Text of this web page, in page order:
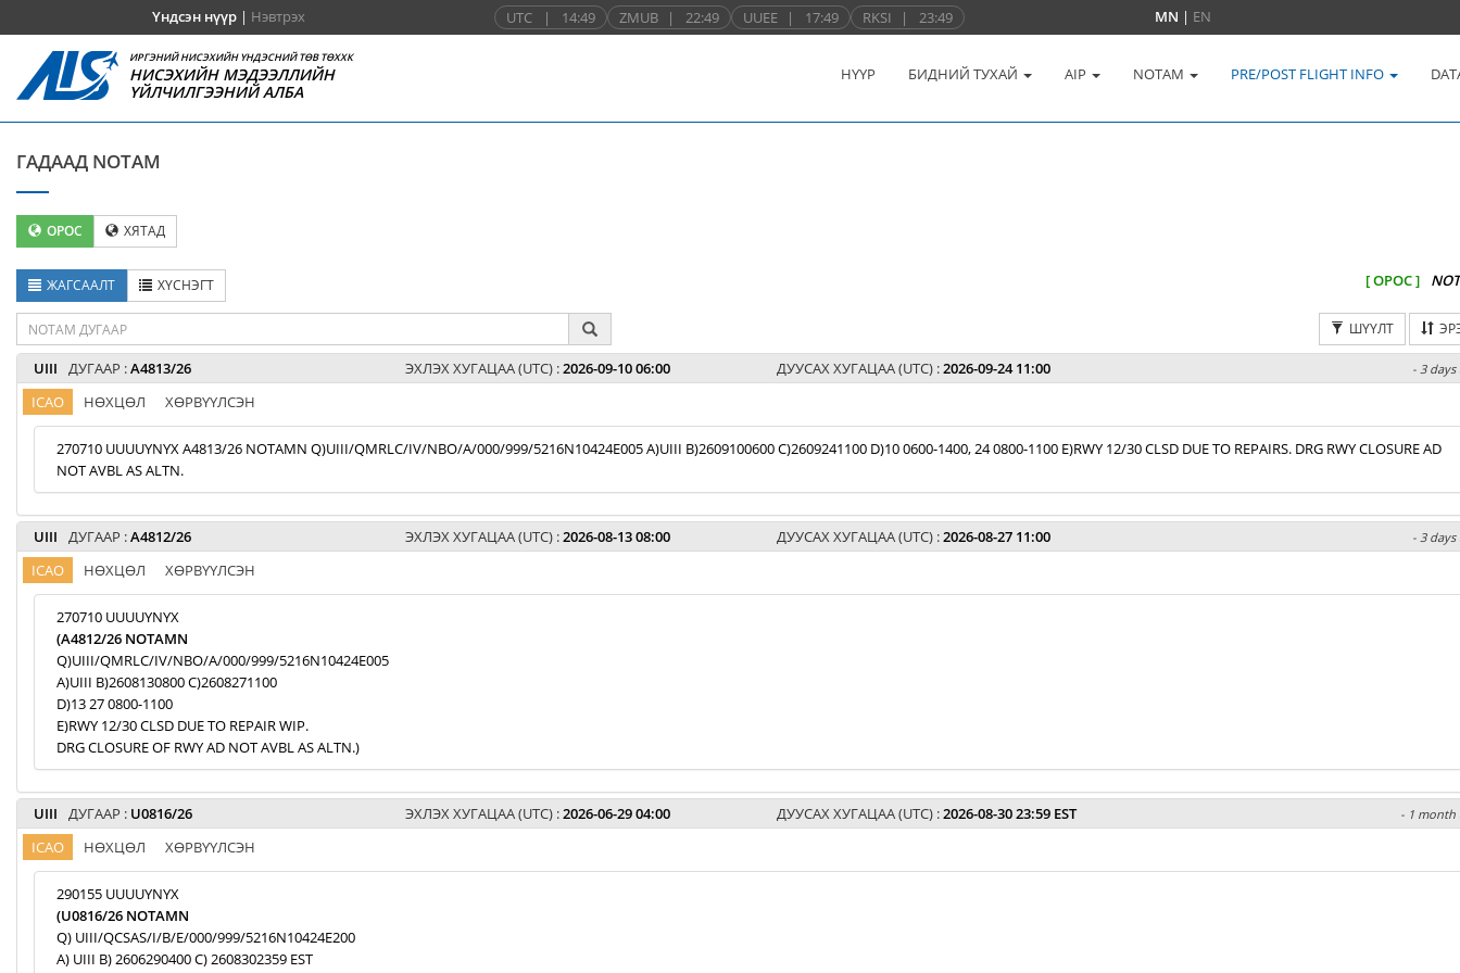
Үндсэн нүүр| Нэвтрэх UTC | 14:49 ZMUB | 22:49 UUEE | 17:49 RKSI | 23:49 MN | EN
ИРГЭНИЙ НИСЭХИЙН ҮНДЭСНИЙ ТӨВ ТӨХХК
НИСЭХИЙН МЭДЭЭЛЛИЙН
ҮЙЛЧИЛГЭЭНИЙ АЛБА
НҮҮР БИДНИЙ ТУХАЙ AIP NOTAM PRE/POST FLIGHT INFO
ГАДААД NOTAM
ОРОС ХЯТАД
ЖАГСААЛТ ХҮСНЭГТ [ ОРОС ]
ШҮҮЛТ
UIII ДУГААР :A4813/26 ЭХЛЭХ ХУГАЦАА (UTC) :2026-09-10 06:00 ДУУСАХ ХУГАЦАА (UTC) :2026-09-24 11:00 - 3 days
ICAO НӨХЦӨЛ ХӨРВҮҮЛСЭН
270710 UUUUYNYX A4813/26 NOTAMN Q)UIII/QMRLC/IV/NBO/A/000/999/5216N10424E005 A)UIII B)2609100600 C)2609241100 D)10 0600-1400, 24 0800-1100 E)RWY 12/30 CLSD DUE TO REPAIRS. DRG RWY CLOSURE AD
NOT AVBL AS ALTN.
UIII ДУГААР :A4812/26 ЭХЛЭХ ХУГАЦАА (UTC) :2026-08-13 08:00 ДУУСАХ ХУГАЦАА (UTC) :2026-08-27 11:00 - 3 days
ICAO НӨХЦӨЛ ХӨРВҮҮЛСЭН
270710 UUUUYNYX
(A4812/26 NOTAMN
Q)UIII/QMRLC/IV/NBO/A/000/999/5216N10424E005
A)UIII B)2608130800 C)2608271100
D)13 27 0800-1100
E)RWY 12/30 CLSD DUE TO REPAIR WIP.
DRG CLOSURE OF RWY AD NOT AVBL AS ALTN.)
UIII ДУГААР : U0816/26 ЭХЛЭХ ХУГАЦАА (UTC) :2026-06-29 04:00 ДУУСАХ ХУГАЦАА (UTC) :2026-08-30 23:59 EST - 1 month
ICAO НӨХЦӨЛ ХӨРВҮҮЛСЭН
290155 UUUUYNYX
(U0816/26 NOTAMN
Q) UIII/QCSAS/I/B/E/000/999/5216N10424E200
A) UIII B) 2606290400 C) 2608302359 EST